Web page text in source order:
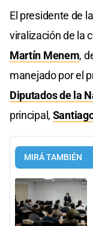
El presidente de
viralización de la
Martín Menem,
manejado por el
Diputados de la
principal,
MIRÁ TAMBIÉN